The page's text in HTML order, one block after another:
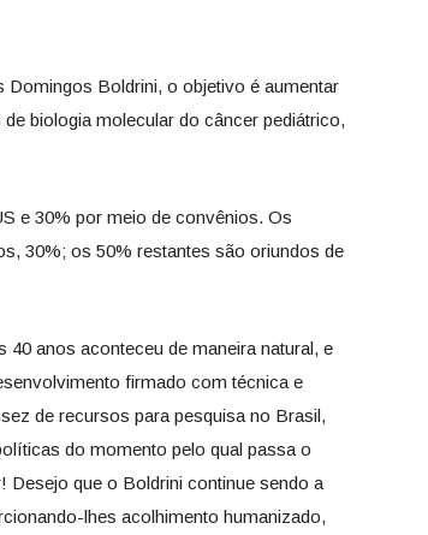
Boldrini, o objetivo é aumentar
biologia molecular do câncer pediátrico,
e 30% por meio de convênios. Os
30%; os 50% restantes são oriundos de
anos aconteceu de maneira natural, e
firmado com técnica e
de recursos para pesquisa no Brasil,
do momento pelo qual passa o
que o Boldrini continue sendo a
lhes acolhimento humanizado,